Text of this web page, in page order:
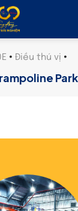
• Điều thú vị •